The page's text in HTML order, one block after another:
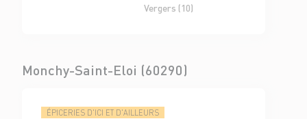
Vergers (10)
Monchy-Saint-Eloi (60290)
ÉPICERIES D'ICI ET D'AILLEURS